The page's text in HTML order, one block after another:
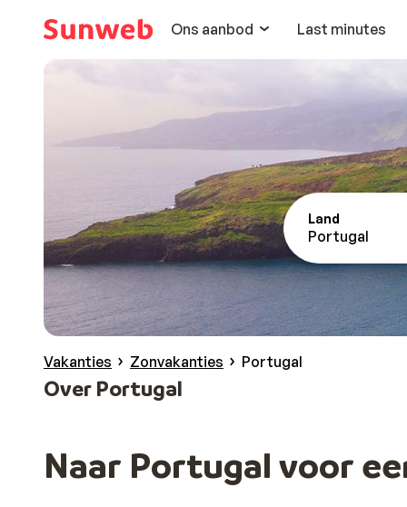
Ons aanbod
Last minutes
Land
Portugal
Vakanties Zonvakanties Portugal
Over Portugal
Naar Portugal voor